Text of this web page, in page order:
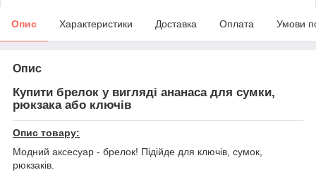
Опис Характеристики Доставка Оплата Умови
Опис
Купити брелок у вигляді ананаса для сумки,
рюкзака або ключів
Опис товару:
Модний аксесуар - брелок! Підійде для ключів, сумок,
рюкзаків.